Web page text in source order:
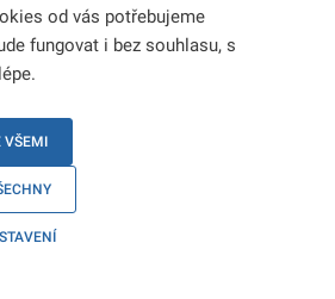
od vás potřebujeme
fungovat i bez souhlasu, s
VŠEMI
humanitární
dočasné, které je
150 dnů
zajistit si bydlení v rámci